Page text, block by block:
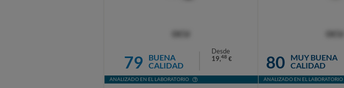
79
BUENA
CALIDAD
Desde
19,48 €
ANALIZADO EN EL LABORATORIO
80
MUY BUENA
CALIDAD
ANALIZADO EN EL LABORATORIO